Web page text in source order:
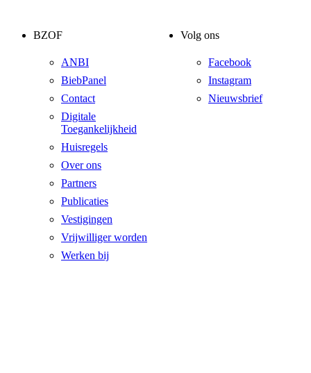
BZOF
ANBI
BiebPanel
Contact
Digitale
Toegankelijkheid
Huisregels
Over ons
Partners
Publicaties
Vestigingen
Vrijwilliger worden
Werken bij
Volg ons
Facebook
Instagram
Nieuwsbrief